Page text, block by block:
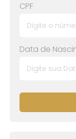
CPF
Data de